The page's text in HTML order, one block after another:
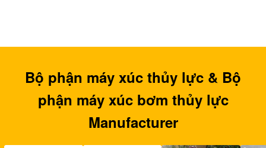
Bộ phận máy xúc thủy lực & Bộ
phận máy xúc bơm thủy lực
Manufacturer